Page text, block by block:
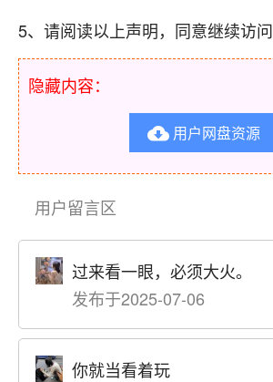
5、请阅读以上声明，同意继续访问
隐藏内容：
 用户网盘资源
用户留言区
过来看一眼，必须大火。
发布于2025-07-06
你就当看着玩